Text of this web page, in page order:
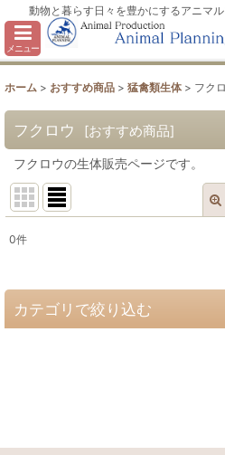
動物と暮らす日々を豊かにするアニマ
メニュー
ホーム > おすすめ商品 > 猛禽類生体 > フク
フクロウ [おすすめ商品]
フクロウの生体販売ページです。
並び順 :
0件
カテゴリで絞り込む